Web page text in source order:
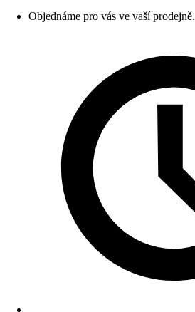
Objednáme pro vás ve vaší prodejně.